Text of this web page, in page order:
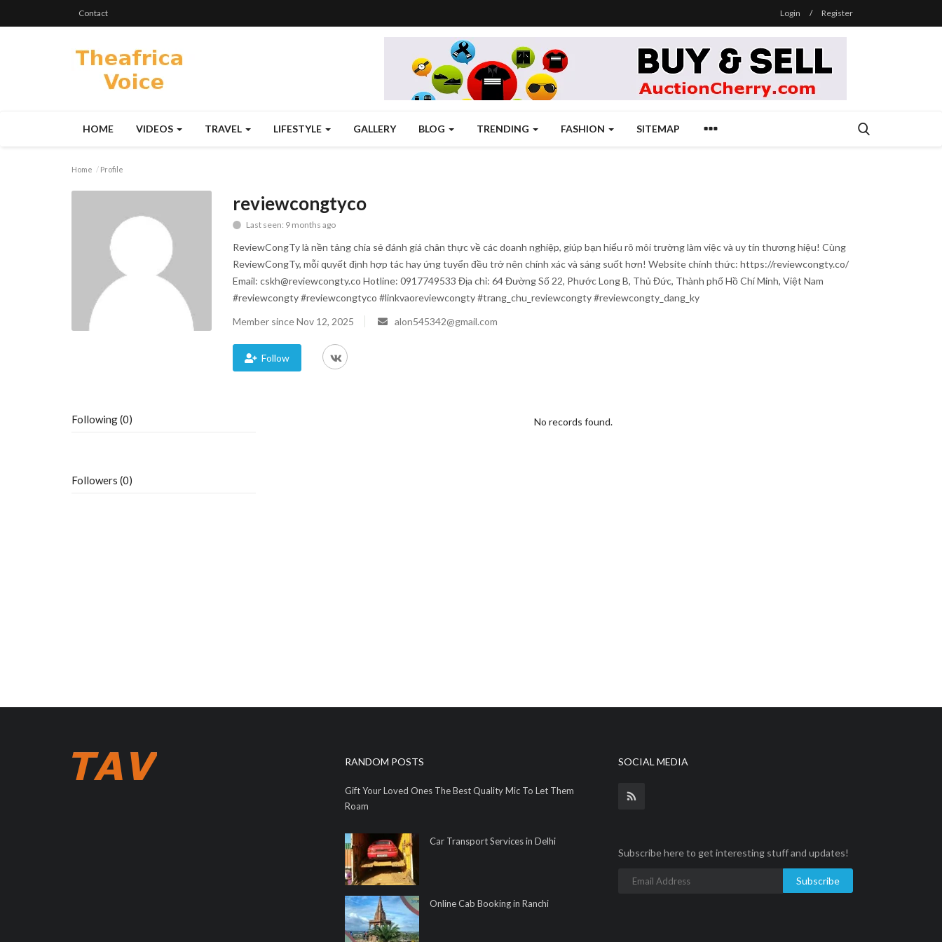
Contact Login / Register
HOME VIDEOS TRAVEL LIFESTYLE GALLERY BLOG TRENDING FASHION SITEMAP
Home Profile
reviewcongtyco
Last seen: 9 months ago
ReviewCongTy là nền tảng chia sẻ đánh giá chân thực về các doanh nghiệp, giúp bạn hiểu rõ môi trường làm việc và uy tín thương hiệu! Cùng
ReviewCongTy, mỗi quyết định hợp tác hay ứng tuyển đều trở nên chính xác và sáng suốt hơn! Website chính thức: https://reviewcongty.co/
Email: cskh@reviewcongty.co Hotline: 0917749533 Địa chỉ: 64 Đường Số 22, Phước Long B, Thủ Đức, Thành phố Hồ Chí Minh, Việt Nam
#reviewcongty #reviewcongtyco #linkvaoreviewcongty #trang_chu_reviewcongty #reviewcongty_dang_ky
Member since Nov 12, 2025
alon545342@gmail.com
Follow
Following (0)
Followers (0)
No records found.
RANDOM POSTS
Gift Your Loved Ones The Best Quality Mic To Let Them
Roam
Car Transport Services in Delhi
Online Cab Booking in Ranchi
SOCIAL MEDIA
Subscribe here to get interesting stuff and updates!
Subscribe